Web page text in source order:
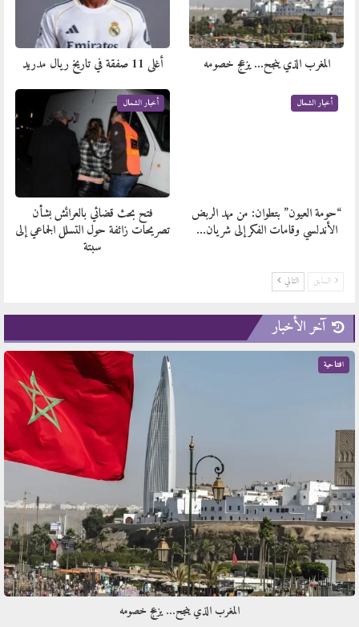
المغرب الذي ينجح… يزعج خصومه أغلى 11 صفقة في تاريخ ريال مدريد
أخبار الشمال
“حومة العيون” بتطوان: من مهد الربض
الأندلسي وقامات الفكر إلى شريان…
أخبار الشمال
فتح بحث قضائي بالعرائش بشأن
تصريحات زائفة حول التسلل الجماعي إلى
سبتة
السابق التالي
آخر الأخبار
افتتاحية
المغرب الذي ينجح… يزعج خصومه